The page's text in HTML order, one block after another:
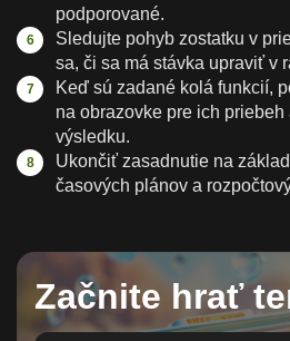
podporované.
Sledujte pohyb zostatku v
sa, či sa má stávka upraviť v
Keď sú zadané kolá funkcií,
na obrazovke pre ich
výsledku.
Ukončiť zasadnutie na
časových plánov a
Začnite hrať